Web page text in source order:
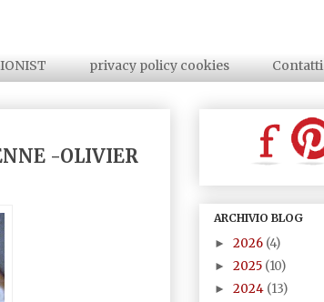
privacy policy cookies Contatti
-OLIVIER
ARCHIVIO BLOG
► 2026 (4)
► 2025 (10)
► 2024 (13)